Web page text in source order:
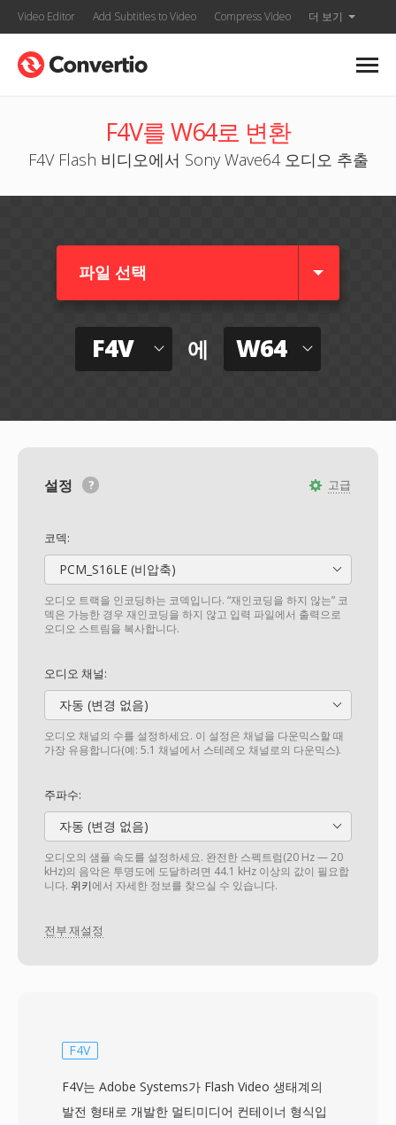
Video Editor Add Subtitles to Video Compress Video 더 보기
F4V를 W64로 변환
F4V Flash 비디오에서 Sony Wave64 오디오 추출
파일 선택
F4V 에 W64
고급
설정
코덱:
PCM_S16LE (비압축)
오디오 트랙을 인코딩하는 코덱입니다. “재인코딩을 하지 않는” 코
덱은 가능한 경우 재인코딩을 하지 않고 입력 파일에서 출력으로
오디오 스트림을 복사합니다.
오디오 채널:
자동 (변경 없음)
오디오 채널의 수를 설정하세요. 이 설정은 채널을 다운믹스할 때
가장 유용합니다(예: 5.1 채널에서 스테레오 채널로의 다운믹스).
주파수:
자동 (변경 없음)
오디오의 샘플 속도를 설정하세요. 완전한 스펙트럼(20 Hz — 20
kHz)의 음악은 투명도에 도달하려면 44.1 kHz 이상의 값이 필요합
니다. 위키에서 자세한 정보를 찾으실 수 있습니다.
전부 재설정
F4V
F4V는 Adobe Systems가 Flash Video 생태계의
발전 형태로 개발한 멀티미디어 컨테이너 형식입